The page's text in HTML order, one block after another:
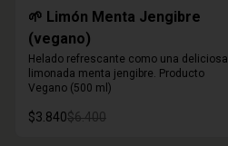
🌱 Limón Menta Jengibre
(vegano)
Helado refrescante como una deliciosa
limonada menta jengibre. Producto
Vegano (500 ml)
$3.840$6.400